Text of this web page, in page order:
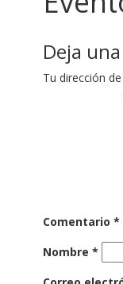
Deja
Tu dirección
Comentario*
Nombre*